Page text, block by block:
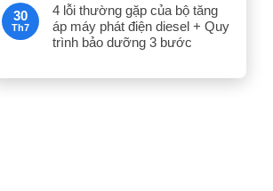
30
Th7
4 lỗi thường gặp của bộ tăng
áp máy phát điện diesel + Quy
trình bảo dưỡng 3 bước